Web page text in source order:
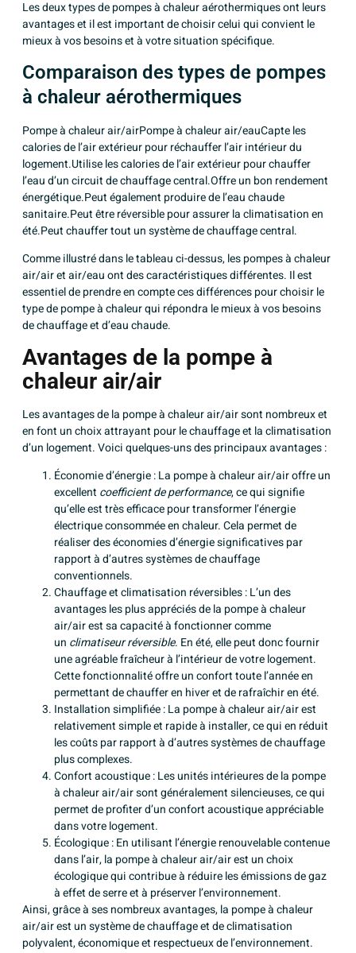
Les deux types de pompes à chaleur aérothermiques ont leurs
avantages et il est important de choisir celui qui convient le
mieux à vos besoins et à votre situation spécifique.
Comparaison des types de pompes
à chaleur aérothermiques
Pompe à chaleur air/airPompe à chaleur air/eauCapte les
calories de l’air extérieur pour réchauffer l’air intérieur du
logement.Utilise les calories de l’air extérieur pour chauffer
l’eau d’un circuit de chauffage central.Offre un bon rendement
énergétique.Peut également produire de l’eau chaude
sanitaire.Peut être réversible pour assurer la climatisation en
été.Peut chauffer tout un système de chauffage central.
Comme illustré dans le tableau ci-dessus, les pompes à chaleur
air/air et air/eau ont des caractéristiques différentes. Il est
essentiel de prendre en compte ces différences pour choisir le
type de pompe à chaleur qui répondra le mieux à vos besoins
de chauffage et d’eau chaude.
Avantages de la pompe à
chaleur air/air
Les avantages de la pompe à chaleur air/air sont nombreux et
en font un choix attrayant pour le chauffage et la climatisation
d’un logement. Voici quelques-uns des principaux avantages :
Économie d’énergie : La pompe à chaleur air/air offre un
excellent coefficient de performance, ce qui signifie
qu’elle est très efficace pour transformer l’énergie
électrique consommée en chaleur. Cela permet de
réaliser des économies d’énergie significatives par
rapport à d’autres systèmes de chauffage
conventionnels.
Chauffage et climatisation réversibles : L’un des
avantages les plus appréciés de la pompe à chaleur
air/air est sa capacité à fonctionner comme
un climatiseur réversible. En été, elle peut donc fournir
une agréable fraîcheur à l’intérieur de votre logement.
Cette fonctionnalité offre un confort toute l’année en
permettant de chauffer en hiver et de rafraîchir en été.
Installation simplifiée : La pompe à chaleur air/air est
relativement simple et rapide à installer, ce qui en réduit
les coûts par rapport à d’autres systèmes de chauffage
plus complexes.
Confort acoustique : Les unités intérieures de la pompe
à chaleur air/air sont généralement silencieuses, ce qui
permet de profiter d’un confort acoustique appréciable
dans votre logement.
Écologique : En utilisant l’énergie renouvelable contenue
dans l’air, la pompe à chaleur air/air est un choix
écologique qui contribue à réduire les émissions de gaz
à effet de serre et à préserver l’environnement.
Ainsi, grâce à ses nombreux avantages, la pompe à chaleur
air/air est un système de chauffage et de climatisation
polyvalent, économique et respectueux de l’environnement.